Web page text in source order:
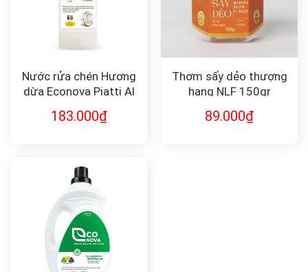
Nước rửa chén Hương
dừa Econova Piatti Al
183.000₫
Thơm sấy dẻo thượng
hạng NLF 150gr
89.000₫